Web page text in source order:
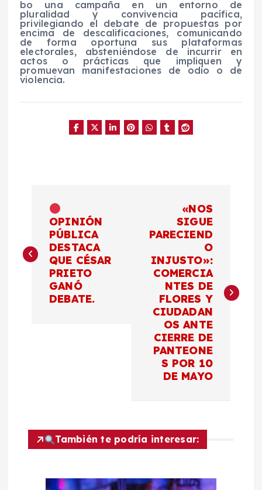
bo una campaña en un entorno de
pluralidad y convivencia pacífica,
privilegiando el debate de propuestas por
encima de descalificaciones, comunicando
de forma oportuna sus plataformas
electorales, absteniéndose de incurrir en
actos o prácticas que impliquen y
promuevan manifestaciones de odio o de
violencia.
v
ó
n
OPINIÓN
PÚBLICA
DESTACA
QUE CÉSAR
PRIETO
GANÓ
DEBATE.
«NOS
SIGUE
PARECIEND
O
INJUSTO»:
COMERCIA
NTES DE
FLORES Y
CIUDADAN
OS ANTE
CIERRE DE
PANTEONE
S POR 10
DE MAYO
También te podría interesar: